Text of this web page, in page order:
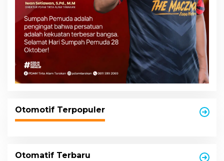
Otomotif Terpopuler
Otomatif Terbaru